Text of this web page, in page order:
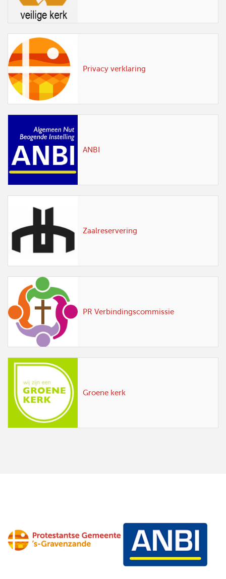
Privacy verklaring
ANBI
Zaalreservering
PR Verbindingscommissie
Groene kerk